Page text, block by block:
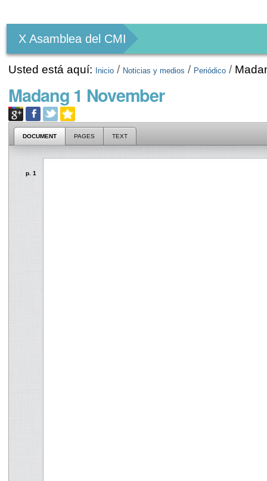
Personales
X Asamblea del CMI
Usted está aquí: Inicio / Noticias y medios / Periódico /
Madang 1 November
DOCUMENT PAGES TEXT
p. 1